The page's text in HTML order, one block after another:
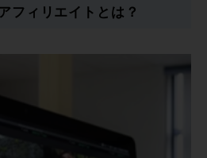
フィリエイトとは？